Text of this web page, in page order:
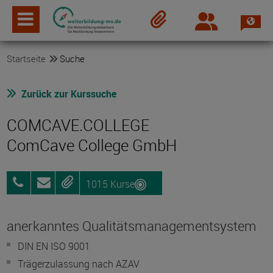
Login
Startseite Suche
Zurück zur Kurssuche
COMCAVE.COLLEGE
ComCave College GmbH
0800
25072012
AnfragenMerken1015 Kurse
anerkanntes Qualitätsmanagementsystem
DIN EN ISO 9001
Trägerzulassung nach AZAV